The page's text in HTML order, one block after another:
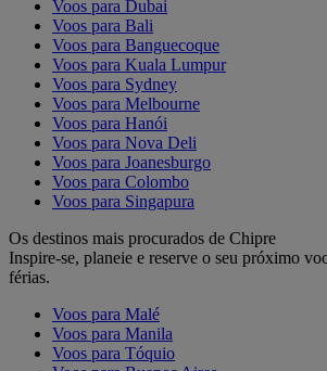
Voos para Dubai
Voos para Bali
Voos para Banguecoque
Voos para Kuala Lumpur
Voos para Sydney
Voos para Melbourne
Voos para Hanói
Voos para Nova Deli
Voos para Joanesburgo
Voos para Colombo
Voos para Singapura
Os destinos mais procurados de Chipre
Inspire-se, planeie e reserve o seu próximo
férias.
Voos para Malé
Voos para Manila
Voos para Tóquio